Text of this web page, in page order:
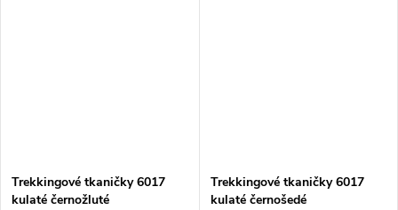
Trekkingové tkaničky 6017
kulaté černožluté
Trekkingové tkaničky 6017
kulaté černošedé